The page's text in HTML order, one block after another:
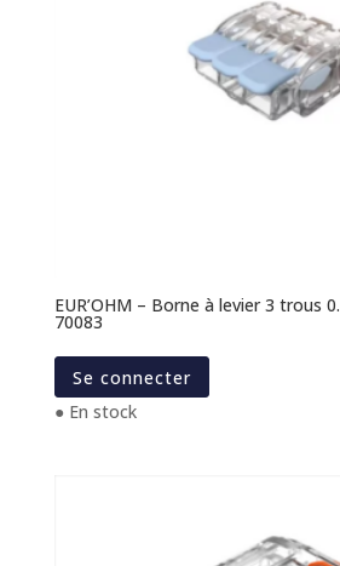
EUR’OHM – Borne à levier 3 trous
70083
Se connecter
● En stock